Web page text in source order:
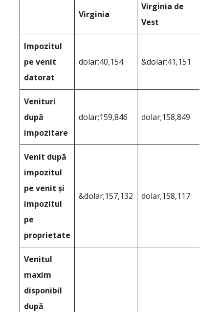
Virginia
Virginia de
Vest
Impozitul
pe venit
datorat
dolar;40,154 &dolar;41,151
Venituri
după
impozitare
dolar;159,846 dolar;158,849
Venit după
impozitul
pe venit și
impozitul
pe
proprietate
&dolar;157,132 dolar;158,117
Venitul
maxim
disponibil
după